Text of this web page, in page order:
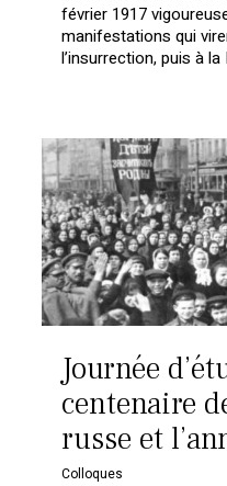
février 1917
manifestations qui
l’insurrection, puis à
Journée
centenaire
russe et
Colloques